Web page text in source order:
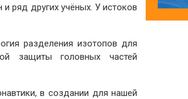
ряд других учёных. У истоков
разделения изотопов для
защиты головных частей
в создании для нашей